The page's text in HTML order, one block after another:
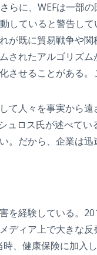
らに、WEFは一部
していると警告し
が既に貿易戦争や
されたアルゴリズ
させることがある
人々を事実から
ロス氏が述べて
。だから、企業は迅
を経験している。
ディア上で大きな
、健康保険に加入